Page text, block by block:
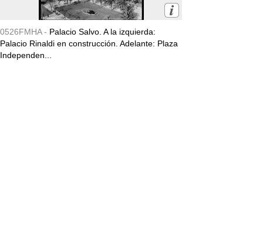
0526FMHA - Palacio Salvo. A la izquierda:
Palacio Rinaldi en construcción. Adelante: Plaza
Independen...